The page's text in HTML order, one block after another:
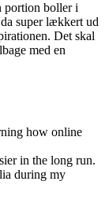
portion boller i
super lækkert ud
Det skal
med en
how online
in the long run.
during my